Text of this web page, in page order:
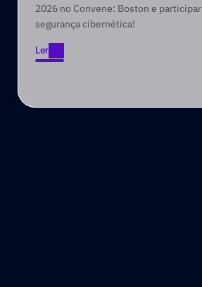
2026 no Convene: Boston e
segurança cibernética!
Ler
Ler